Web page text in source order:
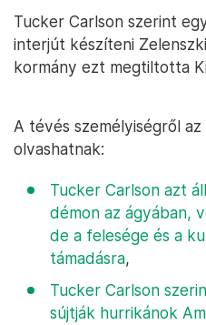
Tucker Carlson szerint
interjút készíteni
kormány ezt megtiltotta
A tévés személyiségről
olvashatnak:
Tucker Carlson azt
démon az ágyában,
de a felesége és a
támadásra,
Tucker Carlson
sújtják hurrikánok